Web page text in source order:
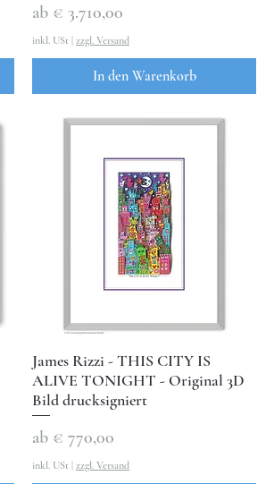
ab € 3.710,00
Sale-Preis
inkl. USt zzgl. Versand
In den Warenkorb
James Rizzi - THIS CITY IS
ALIVE TONIGHT - Original 3D
Bild drucksigniert
ab € 770,00
Sale-Preis
inkl. USt zzgl. Versand